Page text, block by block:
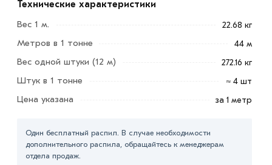
востребованные марки стали - ст3, 09Г2С.
Изделие применяется для возведения нагруженных и
слабонагруженных конструкций, при формировании
каркасов ЖД вагонов, также используется для
сваривания станины для тяжелых станков.
Для приобретения данной позиции, кликните мышкой
«Быстрый заказ» . Также можете купить позвонив по
контактам указанным на сайте.
Технические характеристики
Вес 1 м.
22.68 кг
Метров в 1 тонне 44 м
Вес одной штуки (12 м) 272.16 кг
Штук в 1 тонне ≈ 4 шт
Цена указана за 1 метр
Один бесплатный распил. В случае необходимости
дополнительного распила, обращайтесь к менеджерам
отдела продаж.